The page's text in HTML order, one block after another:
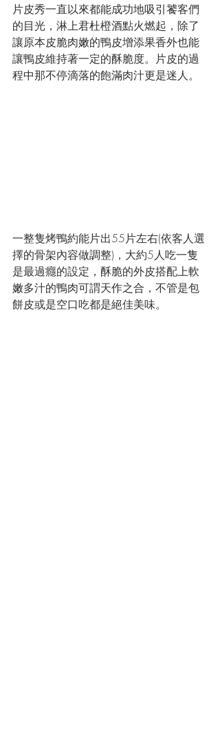
片皮秀一直以來都能成功地吸引饕客們
的目光，淋上君杜橙酒點火燃起，除了
讓原本皮脆肉嫩的鴨皮增添果香外也能
讓鴨皮維持著一定的酥脆度。片皮的過
程中那不停滴落的飽滿肉汁更是迷人。
一整隻烤鴨約能片出55片左右(依客人選
擇的骨架內容做調整)，大約5人吃一隻
是最過癮的設定，酥脆的外皮搭配上軟
嫩多汁的鴨肉可謂天作之合，不管是包
餅皮或是空口吃都是絕佳美味。